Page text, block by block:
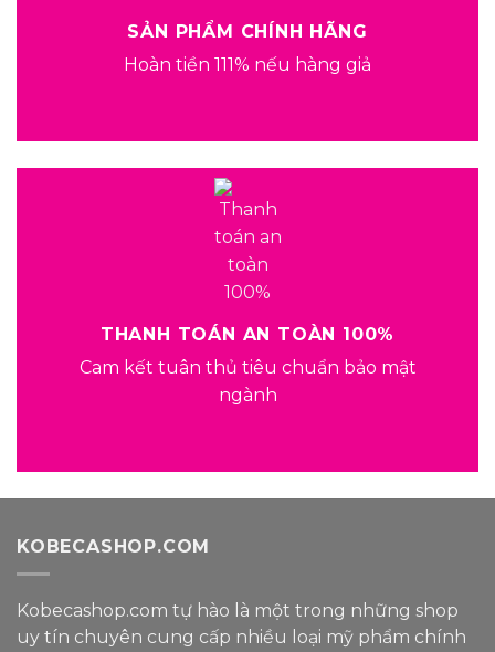
SẢN PHẨM CHÍNH HÃNG
Hoàn tiền 111% nếu hàng giả
THANH TOÁN AN TOÀN 100%
Cam kết tuân thủ tiêu chuẩn bảo mật
ngành
KOBECASHOP.COM
Kobecashop.com tự hào là một trong những shop
uy tín chuyên cung cấp nhiều loại mỹ phẩm chính